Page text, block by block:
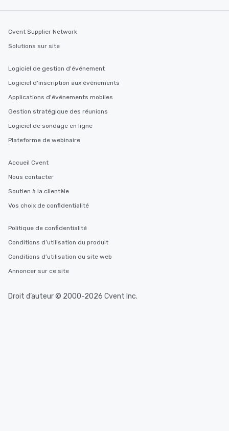
Cvent Supplier Network
Solutions sur site
Logiciel de gestion d'événement
Logiciel d'inscription aux événements
Applications d'événements mobiles
Gestion stratégique des réunions
Logiciel de sondage en ligne
Plateforme de webinaire
Accueil Cvent
Nous contacter
Soutien à la clientèle
Vos choix de confidentialité
Politique de confidentialité
Conditions d’utilisation du produit
Conditions d’utilisation du site web
Annoncer sur ce site
Droit d’auteur © 2000-2026 Cvent Inc.